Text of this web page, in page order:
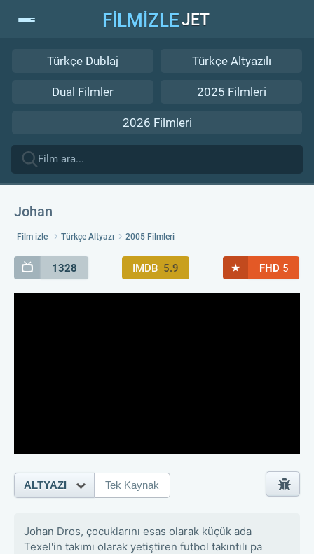
FİLMİZLEJET
Türkçe Dublaj Türkçe Altyazılı
Dual Filmler 2025 Filmleri
2026 Filmleri
Johan
Film izle Türkçe Altyazı 2005 Filmleri
1328 IMDB 5.9 ★ FHD 5
Johan Dros, çocuklarını esas olarak küçük ada
Texel'in takımı olarak yetiştiren futbol takıntılı pa
ALTYAZI Tek Kaynak